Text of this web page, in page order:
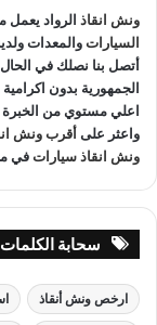
المعدات
ونش انقاذ شارع
الساعة و فريق
كان عطل او حادث
مما يجعل خدمة
ونش انقاذ الرواد يعمل منذ 30 عام
السيارات
أتصل بنا نصلك في
الجمهورية بدون
اعلي مستوي من الخبرة
واعثر علىأقرب ونش
ونش انقاذ سياراتفي
سحابة الكلمات
ارخص ونش أنقاذ